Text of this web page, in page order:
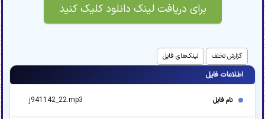
برای دریافت لینک دانلود کلیک کنید
گزارش تخلف لینک‌های فایل
اطلاعات فایل
نام فایل j941142_22.mp3